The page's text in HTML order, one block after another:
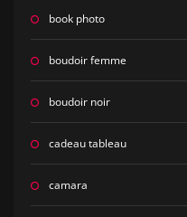
book photo
boudoir femme
boudoir noir
cadeau tableau
camara